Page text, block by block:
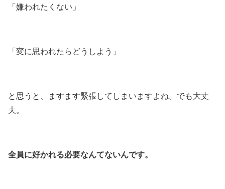
「嫌われたくない」
「変に思われたらどうしよう」
と思うと、ますます緊張してしまいますよね。でも大丈
夫。
全員に好かれる必要なんてないんです。